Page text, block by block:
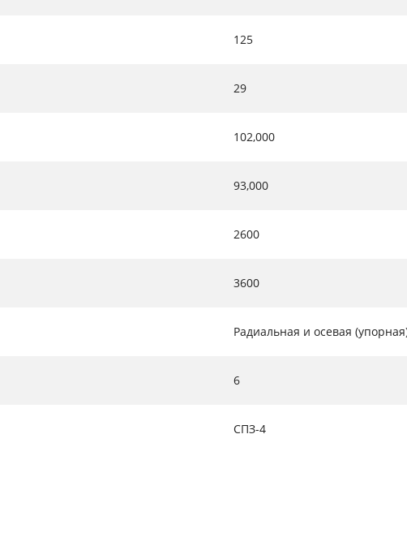
125
29
102,000
93,000
2600
3600
Радиальная и осевая
6
СПЗ-4